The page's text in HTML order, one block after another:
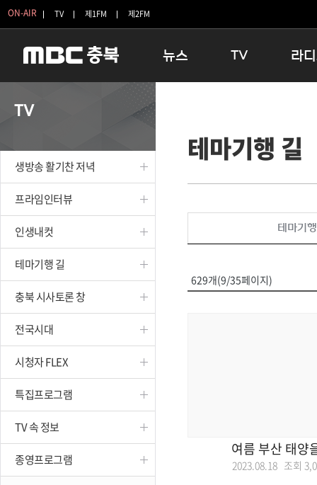
ON-AIR TV 제1FM 제2FM
뉴스
보은
옥천
TV
인생내컷
테마기행 길
시청자 FLEX
라
16:00
우리 고
TV
생방송 활기찬 저녁
프라임인터뷰
인생내컷
테마기행 길
충북 시사토론 창
전국시대
시청자 FLEX
특집프로그램
TV 속 정보
종영프로그램
테마기행 길
테마기
629개(9/35페이지)
여름 부산 태양
2023.08.18 조회